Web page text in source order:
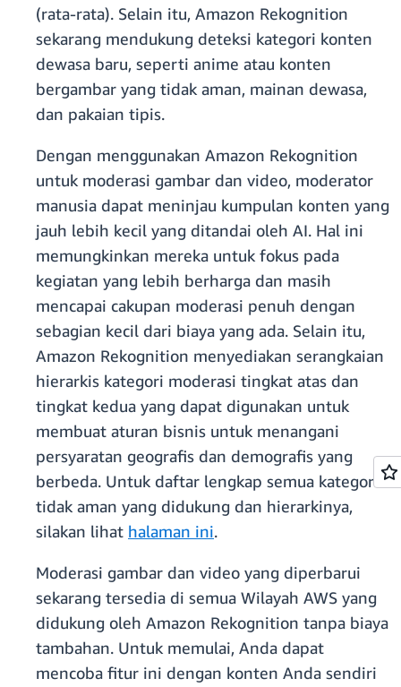
(rata-rata). Selain itu, Amazon Rekognition
sekarang mendukung deteksi kategori konten
dewasa baru, seperti anime atau konten
bergambar yang tidak aman, mainan dewasa,
dan pakaian tipis.
Dengan menggunakan Amazon Rekognition
untuk moderasi gambar dan video, moderator
manusia dapat meninjau kumpulan konten yang
jauh lebih kecil yang ditandai oleh AI. Hal ini
memungkinkan mereka untuk fokus pada
kegiatan yang lebih berharga dan masih
mencapai cakupan moderasi penuh dengan
sebagian kecil dari biaya yang ada. Selain itu,
Amazon Rekognition menyediakan serangkaian
hierarkis kategori moderasi tingkat atas dan
tingkat kedua yang dapat digunakan untuk
membuat aturan bisnis untuk menangani
persyaratan geografis dan demografis yang
berbeda. Untuk daftar lengkap semua kategori
tidak aman yang didukung dan hierarkinya,
silakan lihat halaman ini.
Moderasi gambar dan video yang diperbarui
sekarang tersedia di semua Wilayah AWS yang
didukung oleh Amazon Rekognition tanpa biaya
tambahan. Untuk memulai, Anda dapat
mencoba fitur ini dengan konten Anda sendiri